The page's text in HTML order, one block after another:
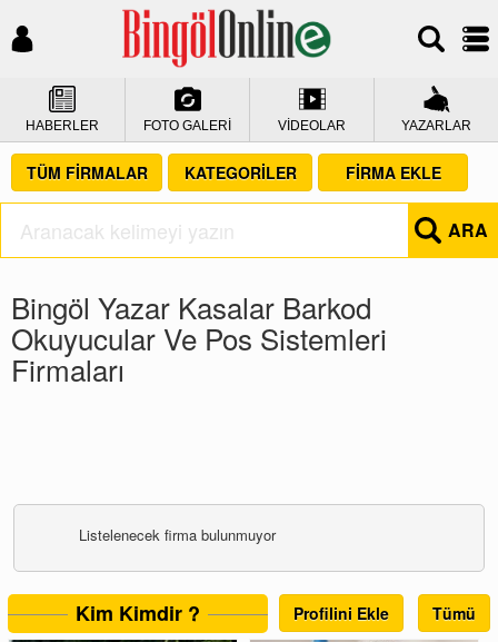
HABERLER FOTO GALERİ VİDEOLAR YAZARLAR
TÜM FİRMALAR KATEGORİLER FİRMA EKLE
ARA
Bingöl Yazar Kasalar Barkod
Okuyucular Ve Pos Sistemleri
Firmaları
Listelenecek firma bulunmuyor
Kim Kimdir ? Profilini Ekle Tümü